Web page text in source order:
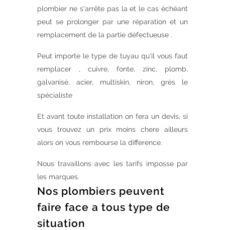
plombier ne s'arrête pas la et le cas échéant
peut se prolonger par une réparation et un
remplacement de la partie défectueuse .
Peut importe le type de tuyau qu'il vous faut
remplacer , cuivre, fonte, zinc, plomb,
galvanisé, acier, multiskin, niron, grès le
spécialiste
Et avant toute installation on fera un devis, si
vous trouvez un prix moins chere ailleurs
alors on vous rembourse la difference.
Nous travaillons avec les tarifs imposse par
les marques.
Nos plombiers peuvent
faire face a tous type de
situation